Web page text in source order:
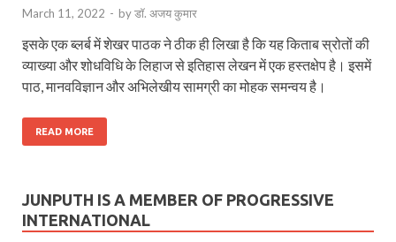
March 11, 2022 - byडॉ. अजय कुमार
इसके एक ब्लर्ब में शेखर पाठक ने ठीक ही लिखा है कि यह किताब स्रोतों की
व्याख्या और शोधविधि के लिहाज से इतिहास लेखन में एक हस्तक्षेप है। इसमें
पाठ, मानवविज्ञान और अभिलेखीय सामग्री का मोहक समन्वय है।
READ MORE
JUNPUTH IS A MEMBER OF PROGRESSIVE
INTERNATIONAL